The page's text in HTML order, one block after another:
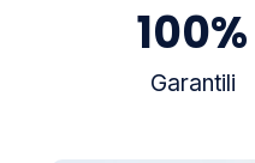
100%
Garantili